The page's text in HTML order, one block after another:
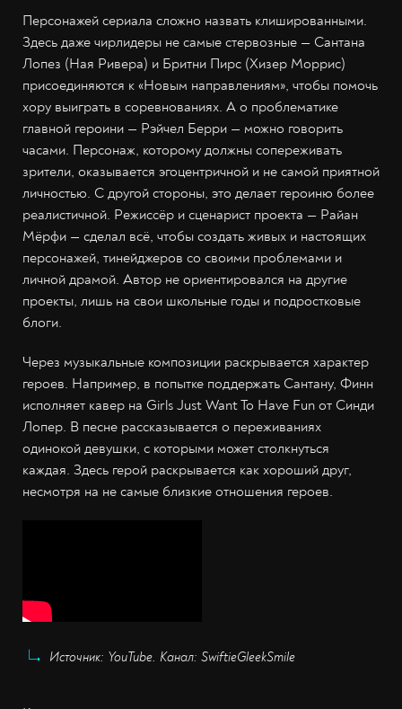
Персонажей сериала сложно назвать клишированными.
Здесь даже чирлидеры не самые стервозные — Сантана
Лопез (Ная Ривера) и Бритни Пирс (Хизер Моррис)
присоединяются к «Новым направлениям», чтобы помочь
хору выиграть в соревнованиях. А о проблематике
главной героини — Рэйчел Берри — можно говорить
часами. Персонаж, которому должны сопереживать
зрители, оказывается эгоцентричной и не самой приятной
личностью. С другой стороны, это делает героиню более
реалистичной. Режиссёр и сценарист проекта — Райан
Мёрфи — сделал всё, чтобы создать живых и настоящих
персонажей, тинейджеров со своими проблемами и
личной драмой. Автор не ориентировался на другие
проекты, лишь на свои школьные годы и подростковые
блоги.
Через музыкальные композиции раскрывается характер
героев. Например, в попытке поддержать Сантану, Финн
исполняет кавер на Girls Just Want To Have Fun от Синди
Лопер. В песне рассказывается о переживаниях
одинокой девушки, с которыми может столкнуться
каждая. Здесь герой раскрывается как хороший друг,
несмотря на не самые близкие отношения героев.
Источник: YouTube. Канал: SwiftieGleekSmile